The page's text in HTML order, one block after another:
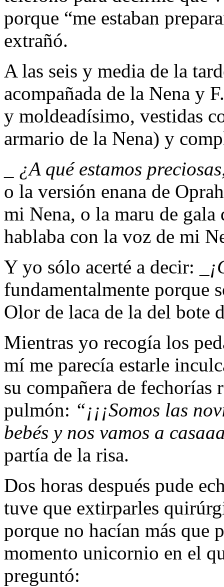
porque “me estaban
extrañó.
A las seis y media de la
acompañada de la Nena y
y moldeadísimo, vestidas
armario de la Nena) y
_ ¿A qué estamos
o la versión enana de
mi Nena, o la maru de
hablaba con la voz de mi
Y yo sólo acerté a decir:
fundamentalmente porque
Olor de laca de la del bote
Mientras yo recogía los
mí me parecía estarle
su compañera de fechorías
pulmón: “¡¡¡Somos las
bebés y nos vamos a
partía de la risa.
Dos horas después pude
tuve que extirparles
porque no hacían más que
momento unicornio en el
preguntó: